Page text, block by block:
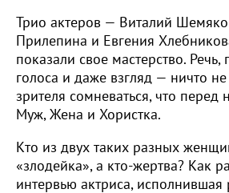
Трио актеров — Виталий
Прилепина и Евгения
показали свое мастерство. Речь,
голоса и даже взгляд — ничто не
зрителя сомневаться, что перед
Муж, Жена и Хористка.
Кто из двух таких разных
«злодейка», а кто-жертва? Как
интервью актриса, исполнившая